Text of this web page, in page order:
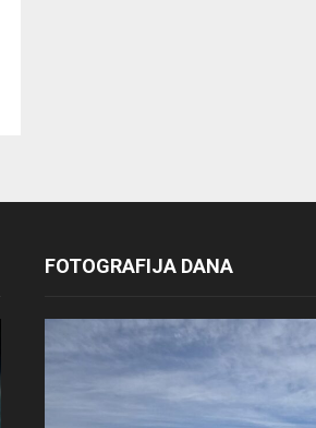
FOTOGRAFIJA DANA